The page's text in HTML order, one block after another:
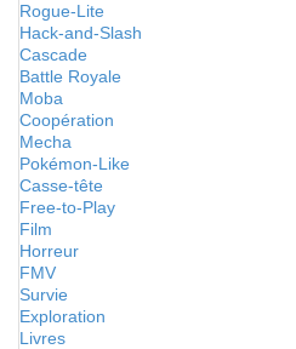
Rogue-Lite
Hack-and-Slash
Cascade
Battle Royale
Moba
Coopération
Mecha
Pokémon-Like
Casse-tête
Free-to-Play
Film
Horreur
FMV
Survie
Exploration
Livres